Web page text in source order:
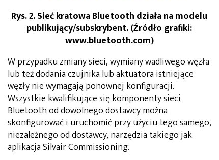
Rys. 2. Sieć kratowa Bluetooth działa na modelu
publikujący/subskrybent. (Źródło grafiki:
www.bluetooth.com)
W przypadku zmiany sieci, wymiany wadliwego węzła
lub też dodania czujnika lub aktuatora istniejące
węzły nie wymagają ponownej konfiguracji.
Wszystkie kwalifikujące się komponenty sieci
Bluetooth od dowolnego dostawcy można
skonfigurować i uruchomić przy użyciu tego samego,
niezależnego od dostawcy, narzędzia takiego jak
aplikacja Silvair Commissioning.